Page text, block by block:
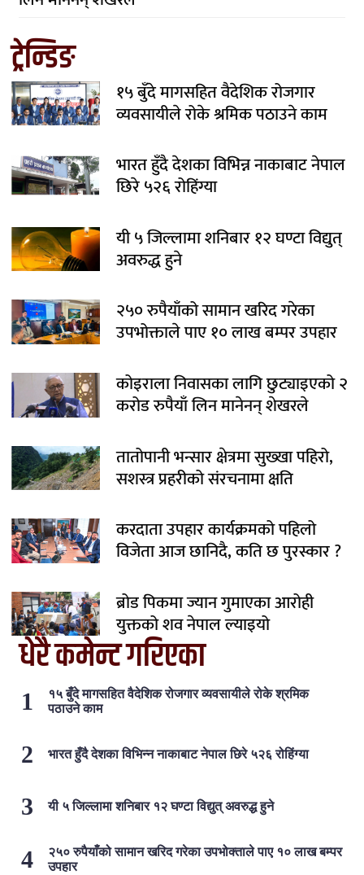
ट्रेन्डिङ
१५ बुँदे मागसहित वैदेशिक रोजगार
व्यवसायीले रोके श्रमिक पठाउने काम
भारत हुँदै देशका विभिन्न नाकाबाट नेपाल
छिरे ५२६ रोहिंग्या
यी ५ जिल्लामा शनिबार १२ घण्टा विद्युत्
अवरुद्ध हुने
२५० रुपैयाँको सामान खरिद गरेका
उपभोक्ताले पाए १० लाख बम्पर उपहार
कोइराला निवासका लागि छुट्याइएको २
करोड रुपैयाँ लिन मानेनन् शेखरले
तातोपानी भन्सार क्षेत्रमा सुख्खा पहिरो,
सशस्त्र प्रहरीको संरचनामा क्षति
करदाता उपहार कार्यक्रमको पहिलो
विजेता आज छानिदै, कति छ पुरस्कार ?
ब्रोड पिकमा ज्यान गुमाएका आरोही
युक्तको शव नेपाल ल्याइयो
धेरै कमेन्ट गरिएका
१५ बुँदे मागसहित वैदेशिक रोजगार व्यवसायीले रोके श्रमिक
पठाउने काम
भारत हुँदै देशका विभिन्न नाकाबाट नेपाल छिरे ५२६ रोहिंग्या
यी ५ जिल्लामा शनिबार १२ घण्टा विद्युत् अवरुद्ध हुने
२५० रुपैयाँको सामान खरिद गरेका उपभोक्ताले पाए १० लाख बम्पर
उपहार